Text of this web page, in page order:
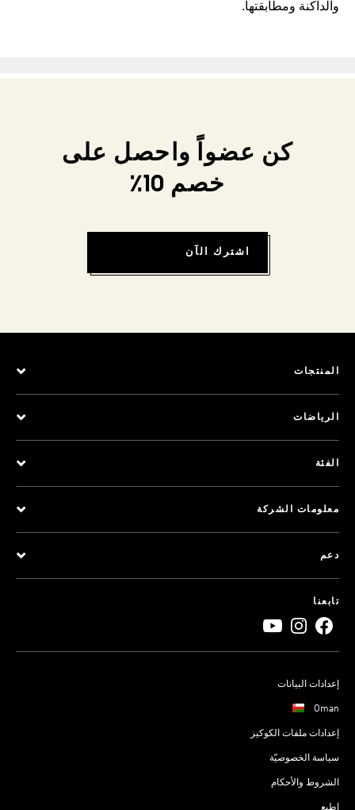
والداكنة ومطابقتها.
كن عضواً واحصل على
خصم 10٪
اشترك الآن
المنتجات
الرياضات
الفئة
معلومات الشركة
دعم
تابعنا
إعدادات البيانات
Oman
إعدادات ملفات الكوكيز
سياسة الخصوصيّة
الشروط والأحكام
اطبع